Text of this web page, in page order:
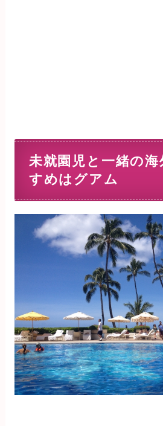
未就園児と一緒の
すめはグアム